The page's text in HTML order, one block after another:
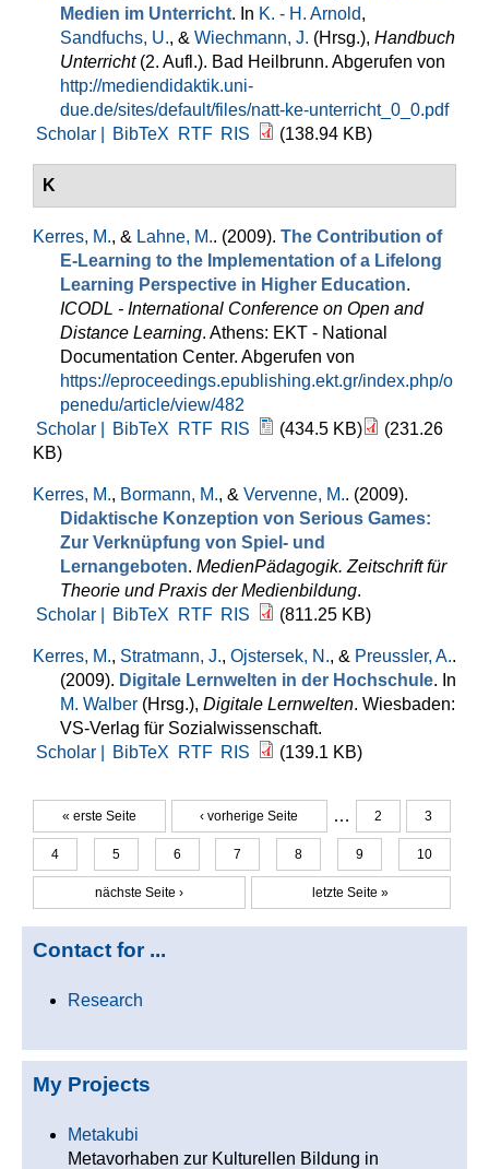
Medien im Unterricht. In K. - H. Arnold,
Sandfuchs, U., & Wiechmann, J. (Hrsg.), Handbuch
Unterricht(2. Aufl.). Bad Heilbrunn. Abgerufen von
http://mediendidaktik.uni-
due.de/sites/default/files/natt-ke-unterricht_0_0.pdf
Scholar |
BibTeX RTF RIS (138.94 KB)
K
Kerres, M., & Lahne, M.. (2009). The Contribution of
E-Learning to the Implementation of a Lifelong
Learning Perspective in Higher Education.
ICODL - International Conference on Open and
Distance Learning. Athens: EKT - National
Documentation Center. Abgerufen von
https://eproceedings.epublishing.ekt.gr/index.php/o
penedu/article/view/482
Scholar |
BibTeX RTF RIS (434.5 KB)
(231.26
KB)
Kerres, M., Bormann, M., & Vervenne, M.. (2009).
Didaktische Konzeption von Serious Games:
Zur Verknüpfung von Spiel- und
Lernangeboten. MedienPädagogik. Zeitschrift für
Theorie und Praxis der Medienbildung.
Scholar |
BibTeX RTF RIS (811.25 KB)
Kerres, M., Stratmann, J., Ojstersek, N., & Preussler, A..
(2009). Digitale Lernwelten in der Hochschule. In
M. Walber (Hrsg.), Digitale Lernwelten. Wiesbaden:
VS-Verlag für Sozialwissenschaft.
Scholar |
BibTeX RTF RIS (139.1 KB)
Seiten
« erste Seite ‹ vorherige Seite … 2 3
4 5 6 7 8 9 10
nächste Seite › letzte Seite »
Contact for ...
Research
My Projects
Metakubi
Metavorhaben zur Kulturellen Bildung in